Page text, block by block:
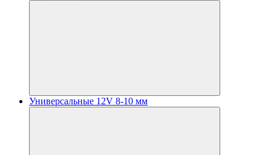
Универсальные 12V 8-10 мм